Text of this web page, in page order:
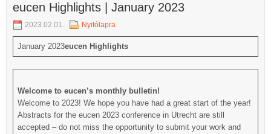
eucen Highlights | January 2023
2023.02.01. Nyitólapra
January 2023eucen Highlights
Welcome to eucen’s monthly bulletin!
Welcome to 2023! We hope you have had a great start of the year!
Abstracts for the eucen 2023 conference in Utrecht are still
accepted – do not miss the opportunity to submit your work and